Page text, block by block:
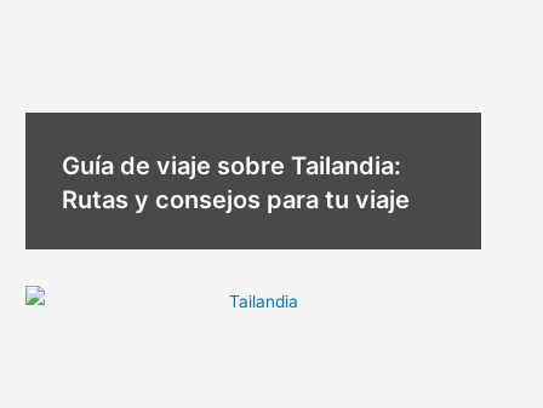
Guía de viaje sobre Tailandia:
Rutas y consejos para tu viaje